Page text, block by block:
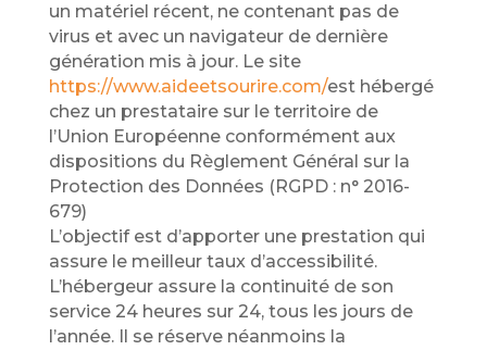
un matériel récent, ne contenant pas de
virus et avec un navigateur de dernière
génération mis à jour. Le site
https://www.aideetsourire.com/est hébergé
chez un prestataire sur le territoire de
l’Union Européenne conformément aux
dispositions du Règlement Général sur la
Protection des Données (RGPD : n° 2016-
679)
L’objectif est d’apporter une prestation qui
assure le meilleur taux d’accessibilité.
L’hébergeur assure la continuité de son
service 24 heures sur 24, tous les jours de
l’année. Il se réserve néanmoins la